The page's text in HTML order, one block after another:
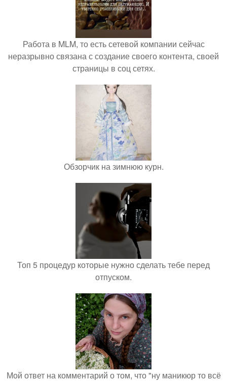
Работа в MLM, то есть сетевой компании сейчас
неразрывно связана с создание своего контента, своей
страницы в соц сетях.
Обзорчик на зимнюю курн.
Топ 5 процедур которые нужно сделать тебе перед
отпуском.
Мой ответ на комментарий о том, что "ну маникюр то всё